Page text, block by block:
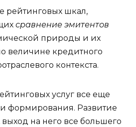
рейтинговых шкал,
сравнение эмитентов
природы и их
величине кредитного
контекста.
услуг все еще
формирования. Развитие
на него все большего